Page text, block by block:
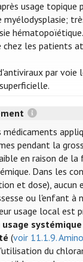
usage topique
myélodysplasie;
chez les patients
par voie
médicaments
pendant la
en raison de la
Dans les
et dose),
ou l'enfant à
usage local est
(voir 11.1.9.
du